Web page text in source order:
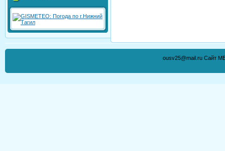
ousv25@mail.ru Сайт